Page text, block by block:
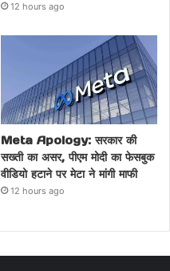
12 hours ago
Meta Apology: सरकार की
सख्ती का असर, पीएम मोदी का फेसबुक
वीडियो हटाने पर मेटा ने मांगी माफी
12 hours ago